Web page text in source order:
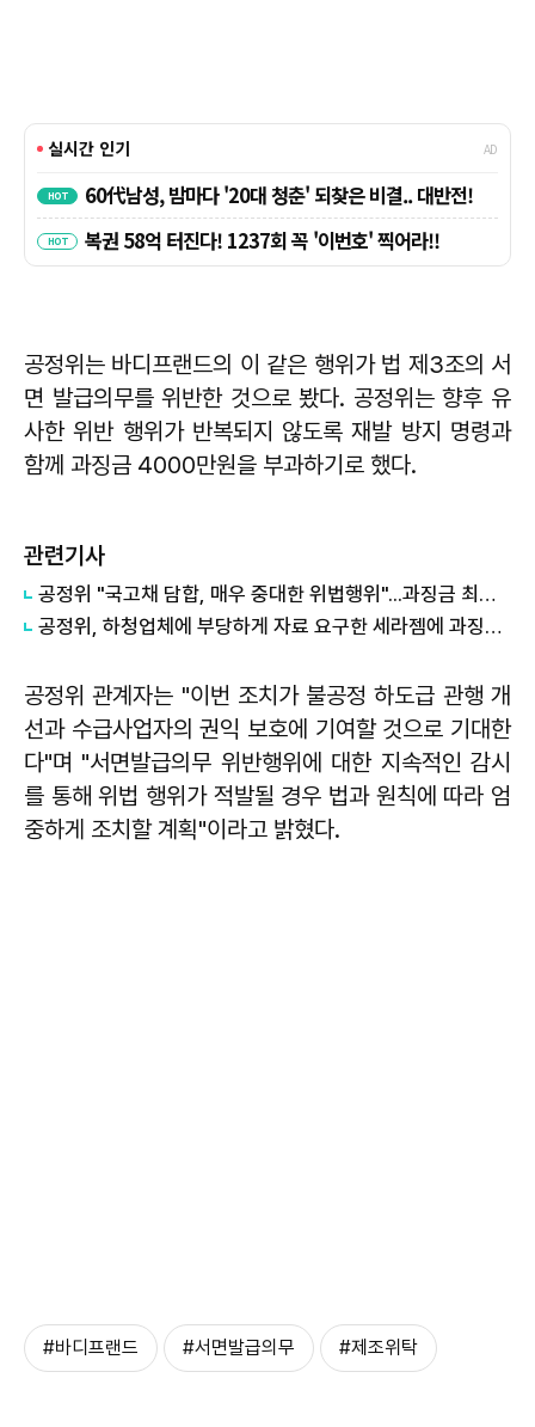
공정위는 바디프랜드의 이 같은 행위가 법 제3조의 서
면 발급의무를 위반한 것으로 봤다. 공정위는 향후 유
사한 위반 행위가 반복되지 않도록 재발 방지 명령과
함께 과징금 4000만원을 부과하기로 했다.
관련기사
공정위 "국고채 담합, 매우 중대한 위법행위"...과징금 최대 15조원 전망
공정위, 하청업체에 부당하게 자료 요구한 세라젬에 과징금 4.3억원 부과
공정위 관계자는 "이번 조치가 불공정 하도급 관행 개
선과 수급사업자의 권익 보호에 기여할 것으로 기대한
다"며 "서면발급의무 위반행위에 대한 지속적인 감시
를 통해 위법 행위가 적발될 경우 법과 원칙에 따라 엄
중하게 조치할 계획"이라고 밝혔다.
#바디프랜드 #서면발급의무 #제조위탁